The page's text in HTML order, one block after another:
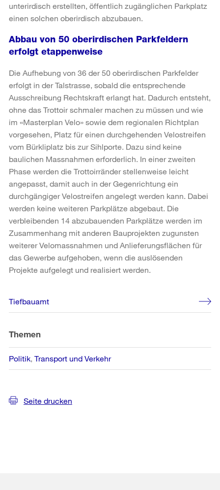
unterirdisch erstellten, öffentlich zugänglichen Parkplatz
einen solchen oberirdisch abzubauen.
Abbau von 50 oberirdischen Parkfeldern
erfolgt etappenweise
Die Aufhebung von 36 der 50 oberirdischen Parkfelder
erfolgt in der Talstrasse, sobald die entsprechende
Ausschreibung Rechtskraft erlangt hat. Dadurch entsteht,
ohne das Trottoir schmaler machen zu müssen und wie
im «Masterplan Velo» sowie dem regionalen Richtplan
vorgesehen, Platz für einen durchgehenden Velostreifen
vom Bürkliplatz bis zur Sihlporte. Dazu sind keine
baulichen Massnahmen erforderlich. In einer zweiten
Phase werden die Trottoirränder stellenweise leicht
angepasst, damit auch in der Gegenrichtung ein
durchgängiger Velostreifen angelegt werden kann. Dabei
werden keine weiteren Parkplätze abgebaut. Die
verbleibenden 14 abzubauenden Parkplätze werden im
Zusammenhang mit anderen Bauprojekten zugunsten
weiterer Velomassnahmen und Anlieferungsflächen für
das Gewerbe aufgehoben, wenn die auslösenden
Projekte aufgelegt und realisiert werden.
Weitere
Informationen
Tiefbauamt
Themen
Politik Transport und Verkehr
Seite drucken